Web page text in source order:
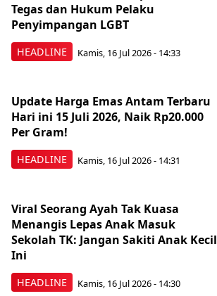
HEADLINE
Tegas dan Hukum Pelaku
Penyimpangan LGBT
Kamis, 16 Jul 2026 - 14:33
HEADLINE
Update Harga Emas Antam Terbaru
Hari ini 15 Juli 2026, Naik Rp20.000
Per Gram!
Kamis, 16 Jul 2026 - 14:31
HEADLINE
Viral Seorang Ayah Tak Kuasa
Menangis Lepas Anak Masuk
Sekolah TK: Jangan Sakiti Anak Kecil
Ini
Kamis, 16 Jul 2026 - 14:30